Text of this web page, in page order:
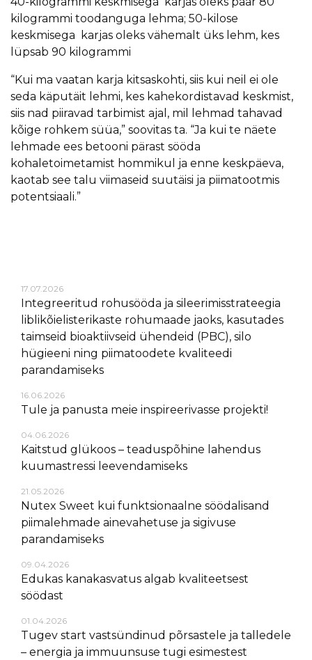
kilogrammi toodanguga lehma; 50-kilose
keskmisega karjas oleks vähemalt üks lehm, kes
lüpsab 90 kilogrammi
“Kui ma vaatan karja kitsaskohti, siis kui neil ei ole
seda käputäit lehmi, kes kahekordistavad keskmist,
siis nad piiravad tarbimist ajal, mil lehmad tahavad
kõige rohkem süüa,” soovitas ta. “Ja kui te näete
lehmade ees betooni pärast sööda
kohaletoimetamist hommikul ja enne keskpäeva,
kaotab see talu viimaseid suutäisi ja piimatootmis
potentsiaali.”
17.07.2026
Integreeritud rohusööda ja sileerimisstrateegia
liblikõielisterikaste rohumaade jaoks, kasutades
taimseid bioaktiivseid ühendeid (PBC), silo
hügieeni ning piimatoodete kvaliteedi
parandamiseks
16.06.2026
Tule ja panusta meie inspireerivasse projekti!
04.06.2026
Kaitstud glükoos – teaduspõhine lahendus
kuumastressi leevendamiseks
21.05.2026
Nutex Sweet kui funktsionaalne söödalisand
piimalehmade ainevahetuse ja sigivuse
parandamiseks
09.04.2026
Edukas kanakasvatus algab kvaliteetsest
söödast
01.04.2026
Tugev start vastsündinud põrsastele ja talledele
– energia ja immuunsuse tugi esimestest